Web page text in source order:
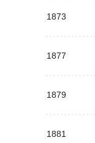
1873
1877
1879
1881